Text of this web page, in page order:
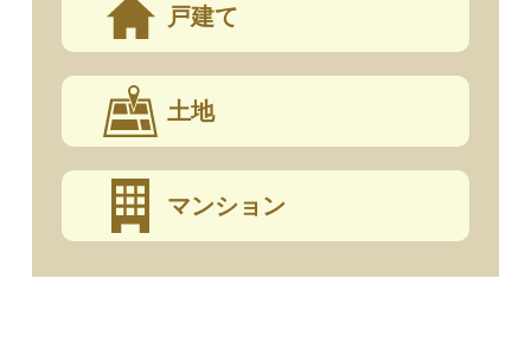
戸建て
土地
マンション